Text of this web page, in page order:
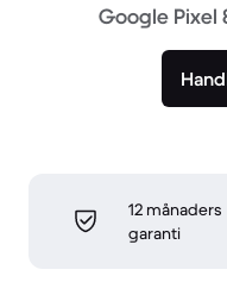
Google Pixel
12 månaders
garanti